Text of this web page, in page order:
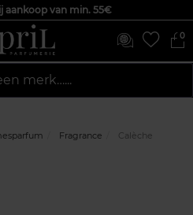
aankoop van min. 55€
0
merk…...
Fragrance Calèche